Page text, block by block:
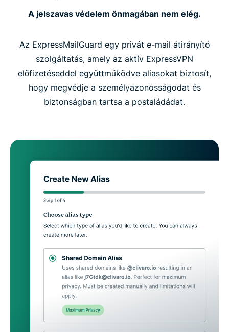
A jelszavas védelem önmagában nem elég.
Az ExpressMailGuard egy privát e-mail átirányító
szolgáltatás, amely az aktív ExpressVPN
előfizetéseddel együttműködve aliasokat biztosít,
hogy megvédje a személyazonosságodat és
biztonságban tartsa a postaládádat.